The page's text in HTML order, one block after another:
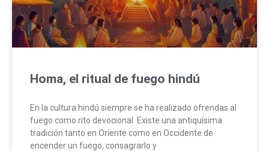
Homa, el ritual de fuego hindú
En la cultura hindú siempre se ha realizado ofrendas al
fuego como rito devocional. Existe una antiquísima
tradición tanto en Oriente como en Occidente de
encender un fuego, consagrarlo y